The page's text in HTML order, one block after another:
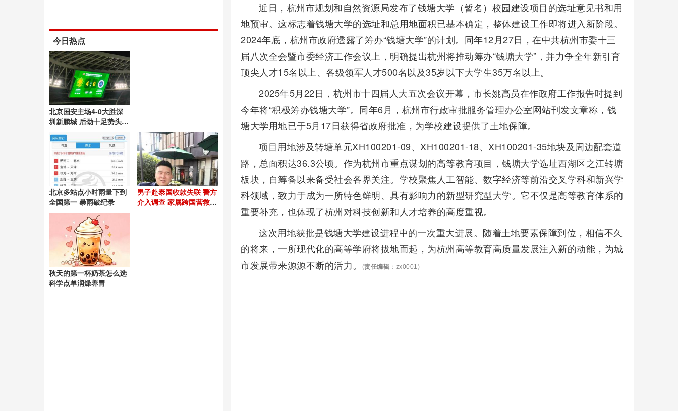
近日，杭州市规划和自然资源局发布了钱塘大学（暂名）校园建设项目的选址意见书和用
地预审。这标志着钱塘大学的选址和总用地面积已基本确定，整体建设工作即将进入新阶段。
2024年底，杭州市政府透露了筹办“钱塘大学”的计划。同年12月27日，在中共杭州市委十三
届八次全会暨市委经济工作会议上，明确提出杭州将推动筹办“钱塘大学”，并力争全年新引育
顶尖人才15名以上、各级领军人才500名以及35岁以下大学生35万名以上。
2025年5月22日，杭州市十四届人大五次会议开幕，市长姚高员在作政府工作报告时提到
今年将“积极筹办钱塘大学”。同年6月，杭州市行政审批服务管理办公室网站刊发文章称，钱
塘大学用地已于5月17日获得省政府批准，为学校建设提供了土地保障。
项目用地涉及转塘单元XH100201-09、XH100201-18、XH100201-35地块及周边配套道
路，总面积达36.3公顷。作为杭州市重点谋划的高等教育项目，钱塘大学选址西湖区之江转塘
板块，自筹备以来备受社会各界关注。学校聚焦人工智能、数字经济等前沿交叉学科和新兴学
科领域，致力于成为一所特色鲜明、具有影响力的新型研究型大学。它不仅是高等教育体系的
重要补充，也体现了杭州对科技创新和人才培养的高度重视。
这次用地获批是钱塘大学建设进程中的一次重大进展。随着土地要素保障到位，相信不久
的将来，一所现代化的高等学府将拔地而起，为杭州高等教育高质量发展注入新的动能，为城
市发展带来源源不断的活力。
(责任编辑 ：zx0001)
今日热点
北京国安主场4-0大胜深
圳新鹏城 后劲十足势头良
北京多站点小时雨量下到
全国第一 暴雨破纪录
男子赴泰国收款失联 警方
介入调查 家属跨国营救54
秋天的第一杯奶茶怎么选
科学点单润燥养胃